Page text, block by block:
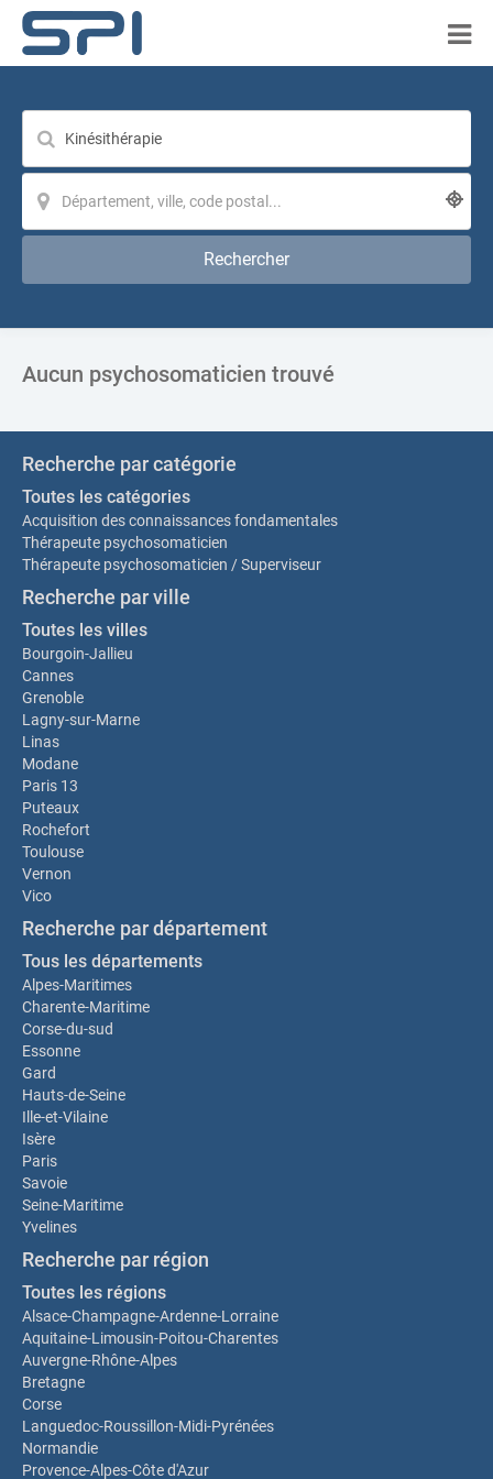
Rechercher
Aucun psychosomaticien trouvé
Recherche par catégorie
Toutes les catégories
Acquisition des connaissances fondamentales
Thérapeute psychosomaticien
Thérapeute psychosomaticien / Superviseur
Recherche par ville
Toutes les villes
Bourgoin-Jallieu
Cannes
Grenoble
Lagny-sur-Marne
Linas
Modane
Paris 13
Puteaux
Rochefort
Toulouse
Vernon
Vico
Recherche par département
Tous les départements
Alpes-Maritimes
Charente-Maritime
Corse-du-sud
Essonne
Gard
Hauts-de-Seine
Ille-et-Vilaine
Isère
Paris
Savoie
Seine-Maritime
Yvelines
Recherche par région
Toutes les régions
Alsace-Champagne-Ardenne-Lorraine
Aquitaine-Limousin-Poitou-Charentes
Auvergne-Rhône-Alpes
Bretagne
Corse
Languedoc-Roussillon-Midi-Pyrénées
Normandie
Provence-Alpes-Côte d'Azur